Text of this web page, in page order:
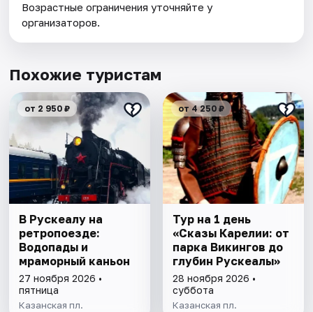
Возрастные ограничения уточняйте у
организаторов.
Похожие туристам
от 2 950 ₽
В Рускеалу на
ретропоезде:
Водопады и
мраморный каньон
27 ноября 2026 •
пятница
Казанская пл.
от 4 250 ₽
Тур на 1 день
«Сказы Карелии: от
парка Викингов до
глубин Рускеалы»
28 ноября 2026 •
суббота
Казанская пл.